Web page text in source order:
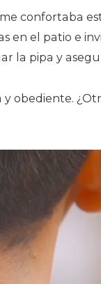
confortaba
en el patio e
la pipa y
obediente.